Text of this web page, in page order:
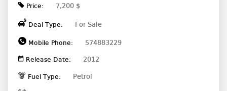
Price: 7,200 $
Deal Type: For Sale
Mobile Phone: 574883229
Release Date: 2012
Fuel Type: Petrol